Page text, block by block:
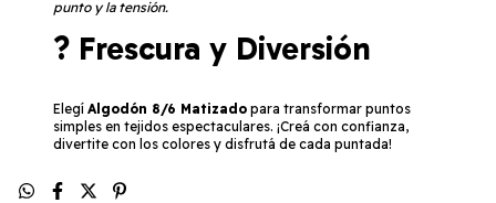
punto y la tensión.
? Frescura y Diversión
Elegí Algodón 8/6 Matizado para transformar puntos
simples en tejidos espectaculares. ¡Creá con confianza,
divertite con los colores y disfrutá de cada puntada!